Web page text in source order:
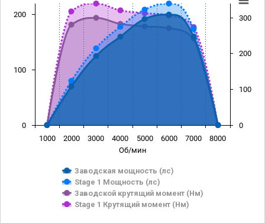
Об/мин
Заводская мощность (лс)
Stage 1 Мощность (лс)
Заводской крутящий момент (Нм)
Stage 1 Крутящий момент (Нм)
1000 2000 3000 4000 5000 6000 7000 8000
0
100
200
0
100
200
300